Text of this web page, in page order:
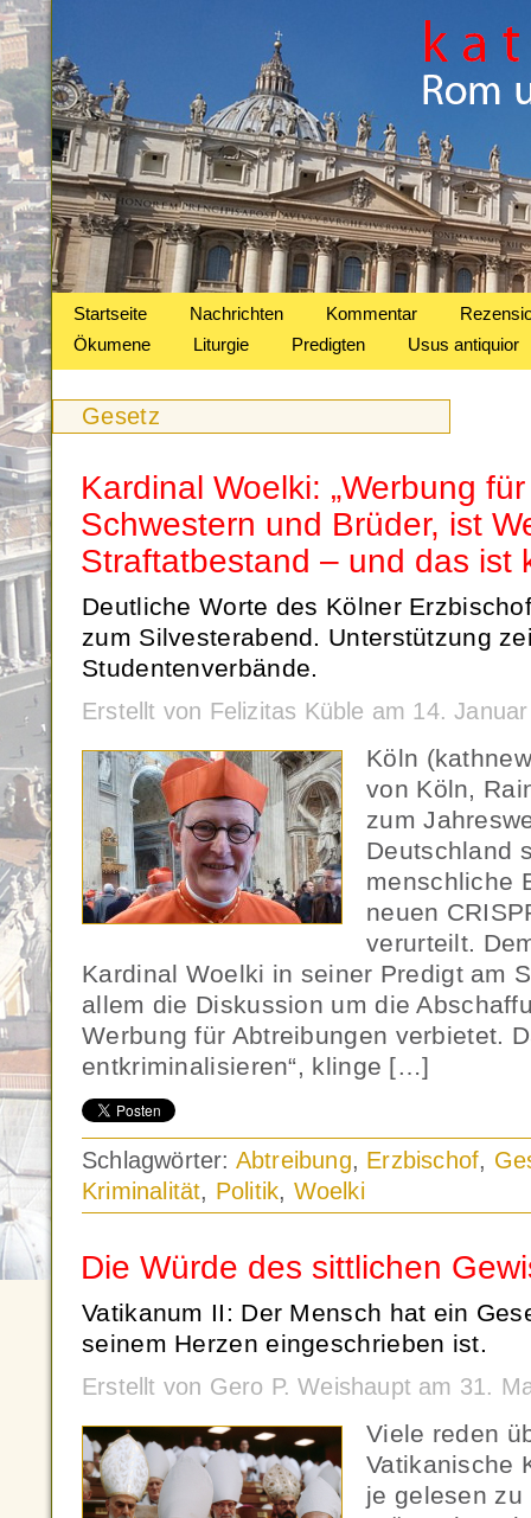
Startseite Nachrichten Kommentar
Ökumene
Liturgie Predigten Usus antiquior
Gesetz
Kardinal Woelki: „Werbung
Schwestern und Brüder, ist
Straftatbestand – und das ist
Deutliche Worte des Kölner
zum Silvesterabend. Unterstützung
Studentenverbände.
Erstellt von Felizitas Küble am 14.
Köln
von Köln,
zum
Deutschland
menschliche
neuen
verurteilt.
Kardinal Woelki in seiner Predigt am
allem die Diskussion um die
Werbung für Abtreibungen verbietet.
entkriminalisieren“, klinge […]
Schlagwörter: Abtreibung, Erzbischof,
Kriminalität, Politik, Woelki
Die Würde des sittlichen
Vatikanum II: Der Mensch hat ein
seinem Herzen eingeschrieben ist.
Erstellt von Gero P. Weishaupt am 31.
Viele reden
Vatikanische
je gelesen zu